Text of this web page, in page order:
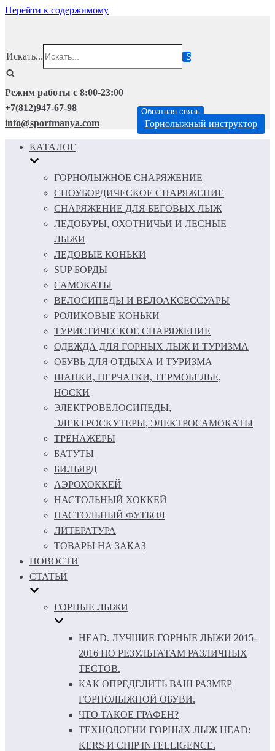
Перейти к содержимому
Искать...
Режим работы с 8:00-23:00
+7(812)947-67-98
info@sportmanya.com
Обратная связь
Горнолыжный инструктор
КАТАЛОГ
ГОРНОЛЫЖНОЕ СНАРЯЖЕНИЕ
СНОУБОРДИЧЕСКОЕ СНАРЯЖЕНИЕ
СНАРЯЖЕНИЕ ДЛЯ БЕГОВЫХ ЛЫЖ
ЛЕДОБУРЫ, ОХОТНИЧЬИ И ЛЕСНЫЕ
ЛЫЖИ
ЛЕДОВЫЕ КОНЬКИ
SUP БОРДЫ
САМОКАТЫ
ВЕЛОСИПЕДЫ И ВЕЛОАКСЕССУАРЫ
РОЛИКОВЫЕ КОНЬКИ
ТУРИСТИЧЕСКОЕ СНАРЯЖЕНИЕ
ОДЕЖДА ДЛЯ ГОРНЫХ ЛЫЖ И ТУРИЗМА
ОБУВЬ ДЛЯ ОТДЫХА И ТУРИЗМА
ШАПКИ, ПЕРЧАТКИ, ТЕРМОБЕЛЬЕ,
НОСКИ
ЭЛЕКТРОВЕЛОСИПЕДЫ,
ЭЛЕКТРОСКУТЕРЫ, ЭЛЕКТРОСАМОКАТЫ
ТРЕНАЖЕРЫ
БАТУТЫ
БИЛЬЯРД
АЭРОХОККЕЙ
НАСТОЛЬНЫЙ ХОККЕЙ
НАСТОЛЬНЫЙ ФУТБОЛ
ЛИТЕРАТУРА
ТОВАРЫ НА ЗАКАЗ
НОВОСТИ
СТАТЬИ
ГОРНЫЕ ЛЫЖИ
HEAD. ЛУЧШИЕ ГОРНЫЕ ЛЫЖИ 2015-
2016 ПО РЕЗУЛЬТАТАМ РАЗЛИЧНЫХ
ТЕСТОВ.
КАК ОПРЕДЕЛИТЬ ВАШ РАЗМЕР
ГОРНОЛЫЖНОЙ ОБУВИ.
ЧТО ТАКОЕ ГРАФЕН?
ТЕХНОЛОГИИ ГОРНЫХ ЛЫЖ HEAD:
KERS И CHIP INTELLIGENCE.